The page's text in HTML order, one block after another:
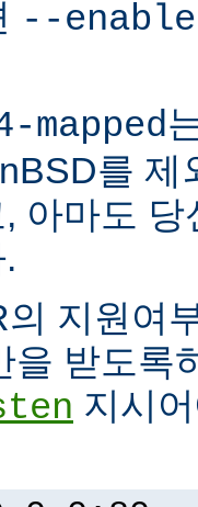
--
를 제
아마도
지원여
을 받도록
지시